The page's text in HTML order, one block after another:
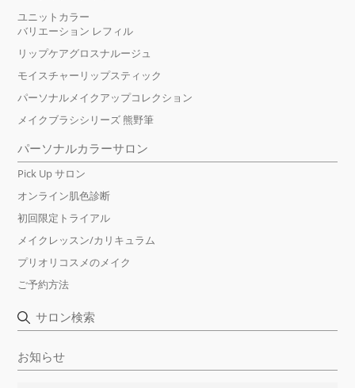
ユニットカラー
バリエーション レフィル
リップケアグロスナルージュ
モイスチャーリップスティック
パーソナルメイクアップコレクション
メイクブラシシリーズ 熊野筆
パーソナルカラーサロン
Pick Up サロン
オンライン肌色診断
初回限定トライアル
メイクレッスン/カリキュラム
プリオリコスメのメイク
ご予約方法
サロン検索
お知らせ